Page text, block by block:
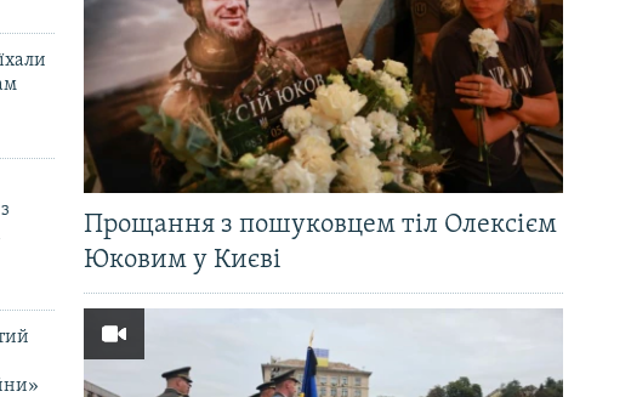
Прощання з пошуковцем тіл Олексієм
Юковим у Києві